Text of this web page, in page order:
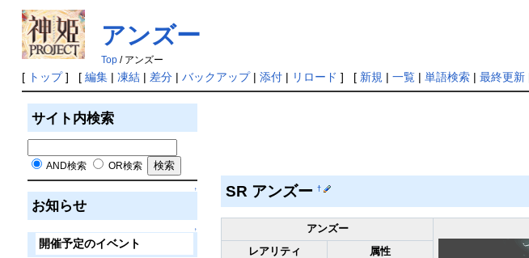
アンズー
Top/ アンズー
[ トップ] [ 編集| 凍結| 差分| バックアップ| 添付| リロード ] [ 新規 | 一覧| 単語検索| 最終更新
サイト内検索
AND検索 OR検索
↑
お知らせ
↑
開催予定のイベント
SR アンズー†
アンズー
レアリティ
属性